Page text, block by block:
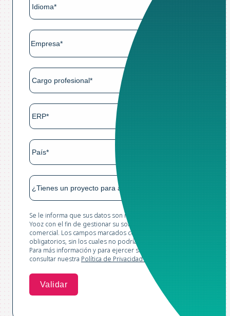
Se le informa que sus datos son recopilados y tratados por
Yooz con el fin de gestionar su solicitud y realizar prospección
comercial. Los campos marcados con un asterisco son
obligatorios, sin los cuales no podríamos procesar su solicitud.
Para más información y para ejercer sus derechos, puede
consultar nuestra Política de Privacidad*.